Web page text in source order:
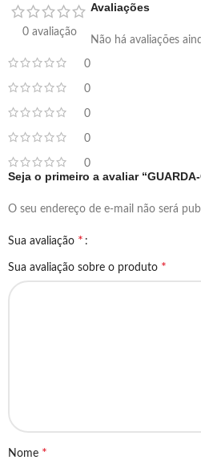
0 avaliação
0
0
0
0
0
Avaliações
Não há avaliações
Seja o primeiro a avaliar “GUARDA-
O seu endereço de e-mail não será
Sua avaliação *
Sua avaliação sobre o produto *
Nome *